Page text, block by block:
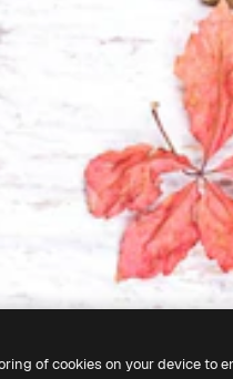
of cookies on your device to